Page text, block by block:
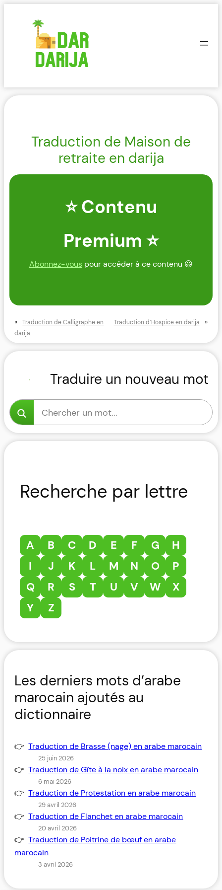
Traduction de Maison de
retraite en darija
⭐ Contenu
Premium ⭐
Abonnez-vous pour accéder à ce contenu 😃
«
Traduction de Calligraphe en
darija
Traduction d’Hospice en darija »
Traduire un nouveau mot
Recherche par lettre
A B C D E F G
H
I
J K L M N O
P
Q
R S T U V W
X
Y
Z
Les derniers mots d’arabe
marocain ajoutés au
dictionnaire
Traduction de Brasse (nage) en arabe marocain
25 juin 2026
Traduction de Gîte à la noix en arabe marocain
6 mai 2026
Traduction de Protestation en arabe marocain
29 avril 2026
Traduction de Flanchet en arabe marocain
20 avril 2026
Traduction de Poitrine de bœuf en arabe
marocain
3 avril 2026